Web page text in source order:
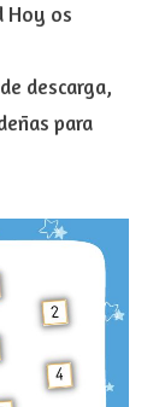
Hoy os
descarga,
para